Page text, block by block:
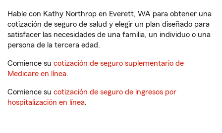
Hable con Kathy Northrop en Everett, WA para obtener una
cotización de seguro de salud y elegir un plan diseñado para
satisfacer las necesidades de una familia, un individuo o una
persona de la tercera edad.
Comience su cotización de seguro suplementario de
Medicare en línea.
Comience su cotización de seguro de ingresos por
hospitalización en línea.